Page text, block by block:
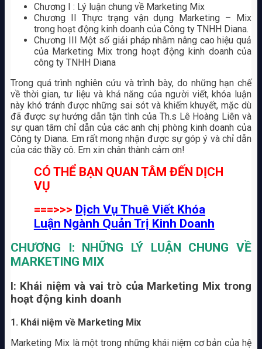
Chương I : Lý luận chung về Marketing Mix
Chương II Thực trạng vận dụng Marketing – Mix
trong hoạt động kinh doanh của Công ty TNHH Diana.
Chương III Một số giải pháp nhằm nâng cao hiệu quả
của Marketing Mix trong hoạt động kinh doanh của
công ty TNHH Diana
Trong quá trình nghiên cứu và trình bày, do những hạn chế
về thời gian, tư liệu và khả năng của người viết, khóa luận
này khó tránh được những sai sót và khiếm khuyết, mặc dù
đã được sự hướng dẫn tận tình của Th.s Lê Hoàng Liên và
sự quan tâm chỉ dẫn của các anh chị phòng kinh doanh của
Công ty Diana. Em rất mong nhận được sự góp ý và chỉ dẫn
của các thầy cô. Em xin chân thành cảm ơn!
CÓ THỂ BẠN QUAN TÂM ĐẾN DỊCH
VỤ
===>>> Dịch Vụ Thuê Viết Khóa
Luận Ngành Quản Trị Kinh Doanh
CHƯƠNG I: NHỮNG LÝ LUẬN CHUNG VỀ
MARKETING MIX
I: Khái niệm và vai trò của Marketing Mix trong
hoạt động kinh doanh
1. Khái niệm về Marketing Mix
Marketing Mix là một trong những khái niệm cơ bản của hệ